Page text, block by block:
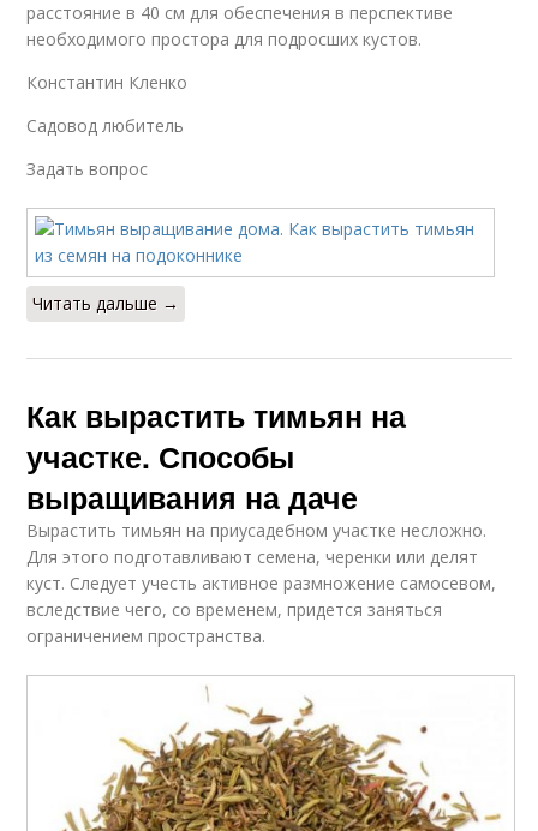
расстояние в 40 см для обеспечения в перспективе
необходимого простора для подросших кустов.
Константин Кленко
Садовод любитель
Задать вопрос
Читать дальше →
Как вырастить тимьян на
участке. Способы
выращивания на даче
Вырастить тимьян на приусадебном участке несложно.
Для этого подготавливают семена, черенки или делят
куст. Следует учесть активное размножение самосевом,
вследствие чего, со временем, придется заняться
ограничением пространства.